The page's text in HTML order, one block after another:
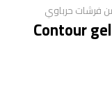
فرشات حرباوي